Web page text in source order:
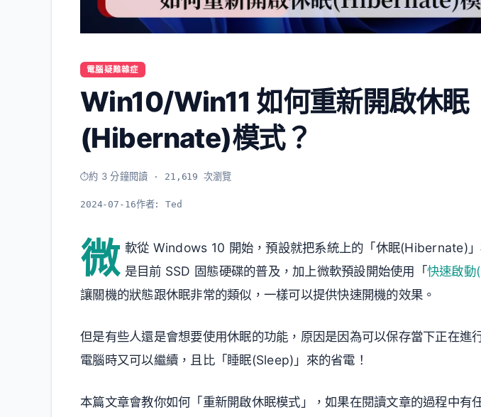
電腦疑難雜症
Win10/Win11 如何重新開啟休眠
(Hibernate)模式？
約 3 分鐘閱讀 · 21,619 次瀏覽
2024-07-16作者:Ted
微 軟從 Windows 10 開始，預設就把系統上的「休眠(Hibernate)
是目前 SSD 固態硬碟的普及，加上微軟預設開始使用「快速啟
讓關機的狀態跟休眠非常的類似，一樣可以提供快速開機的效果。
但是有些人還是會想要使用休眠的功能，原因是因為可以保存當下正在進
電腦時又可以繼續，且比「睡眠(Sleep)」來的省電！
本篇文章會教你如何「重新開啟休眠模式」，如果在閱讀文章的過程中有